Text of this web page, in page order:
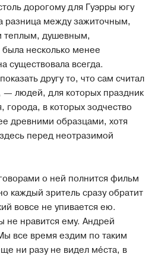
дорогому для Гуэрры югу
разница между зажиточным,
теплым, душевным,
несколько менее
существовала всегда.
другу то, что сам считал
— людей, для которых праздник
города, в которых зодчество
древними образцами, хотя
перед неотразимой
о ней полнится фильм
каждый зритель сразу обратит
вовсе не упивается ею.
не нравится ему. Андрей
все время ездим по таким
ни разу не видел ме́ста, в